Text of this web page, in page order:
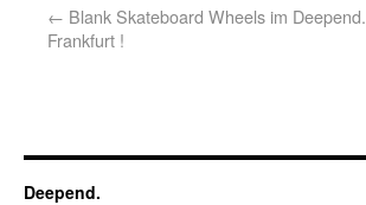
← Blank Skateboard Wheels im Deepend.
Frankfurt !
Deepend.